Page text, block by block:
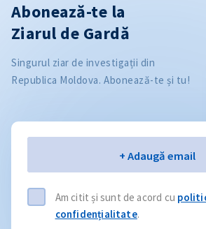
Abonează-te la
Ziarul de Gardă
Singurul ziar de investigații din
Republica Moldova. Abonează-te și tu!
+ Adaugă email
Am citit și sunt de acord cu
confidențialitate.